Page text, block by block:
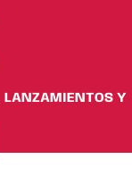
LANZAMIENTOS Y